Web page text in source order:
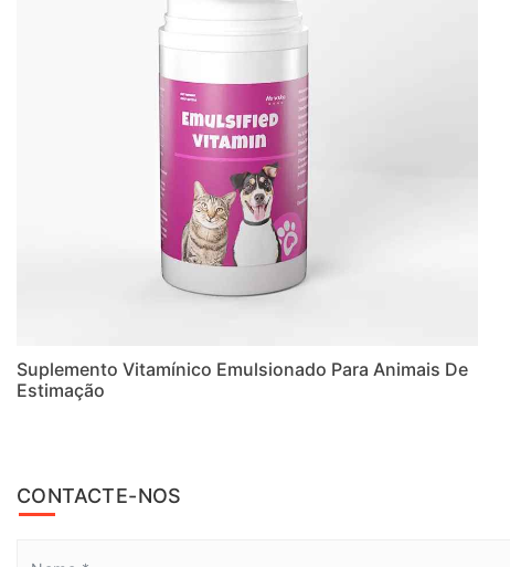
Suplemento Vitamínico Emulsionado Para Animais De
Estimação
CONTACTE-NOS